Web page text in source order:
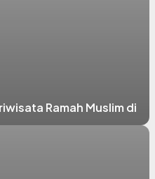
Ramah Muslim di